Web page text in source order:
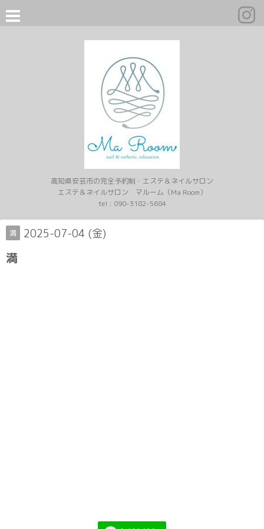
高知県安芸市の完全予約制・エステ＆ネイルサロン
エステ＆ネイルサロン マルーム（Ma Room）
tel : 090-3182-5684
満 2025-07-04 (金)
満